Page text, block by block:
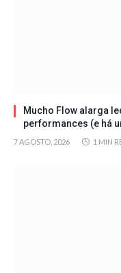
Mucho Flow alarga
performances (e há
7 AGOSTO, 2026 1 MIN